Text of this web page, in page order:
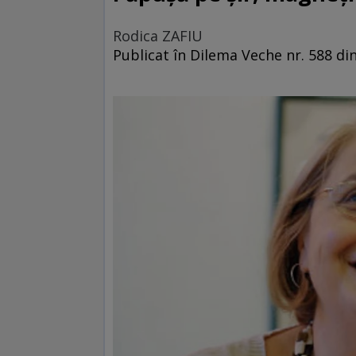
Rodica ZAFIU
Publicat în Dilema Veche nr. 588